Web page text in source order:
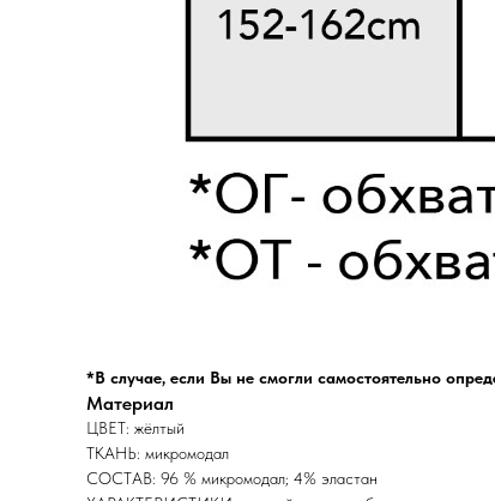
*В случае, если Вы не смогли самостоятельно
Материал
ЦВЕТ: жёлтый
ТКАНЬ: микромодал
СОСТАВ: 96 % микромодал; 4% эластан